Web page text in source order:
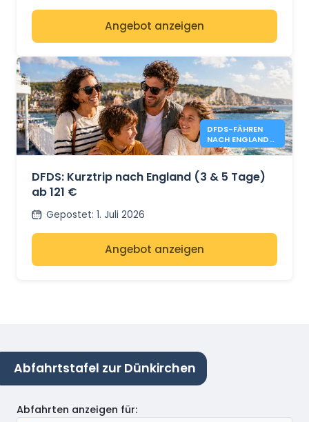
Angebot anzeigen
DFDS-FÄHREN
NACH ENGLAND
AB 121 €
DFDS: Kurztrip nach England (3 & 5 Tage)
ab 121 €
Gepostet: 1. Juli 2026
Angebot anzeigen
Abfahrtstafel zur Dünkirchen
Abfahrten anzeigen für: